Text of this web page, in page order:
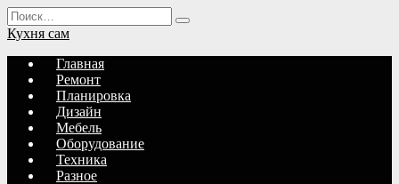
Перейти
к
содержанию
Search
for:
Кухня сам
Главная
Ремонт
Планировка
Дизайн
Мебель
Оборудование
Техника
Разное